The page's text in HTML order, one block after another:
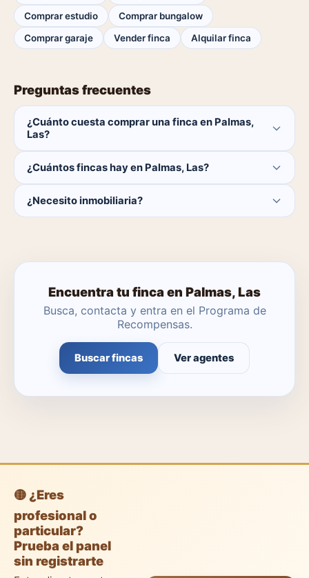
Comprar estudio
Comprar bungalow
Comprar garaje
Vender finca Alquilar finca
Preguntas frecuentes
¿Cuánto cuesta comprar una finca en Palmas,
Las?
¿Cuántos fincas hay en Palmas, Las?
catálogo se actualiza a diario.
¿Necesito inmobiliaria?
Encuentra tu finca en Palmas, Las
Busca, contacta y entra en el Programa de
Recompensas.
Buscar fincas Ver agentes
🟡 ¿Eres
profesional o
particular?
Prueba el panel
sin registrarte